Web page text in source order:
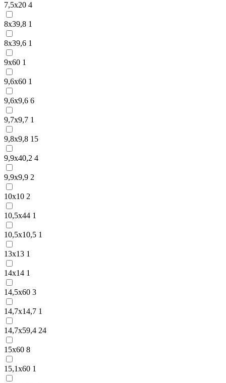
7,5х20 4
8х39,8 1
8х39,6 1
9х60 1
9,6х60 1
9,6х9,6 6
9,7х9,7 1
9,8х9,8 15
9,9х40,2 4
9,9х9,9 2
10х10 2
10,5х44 1
10,5х10,5 1
13х13 1
14х14 1
14,5х60 3
14,7х14,7 1
14,7х59,4 24
15х60 8
15,1х60 1